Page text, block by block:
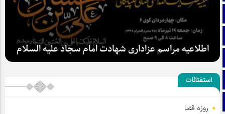
آپارات
اینستاگرام
اطلاعیه مراسم عزاداری شهادت امام سجاد علیه السلام
استفتائات
روزه قضا